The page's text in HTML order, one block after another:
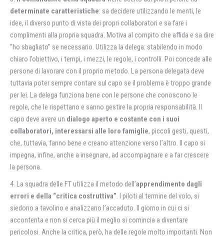
determinate caratteristiche: sa decidere utilizzando le menti, le
idee, il diverso punto di vista dei propri collaboratori e sa fare i
complimenti alla propria squadra. Motiva al compito che affida e sa dire
“ho sbagliato” se necessario. Utilizza la delega: stabilendo in modo
chiaro l’obiettivo, i tempi, i mezzi, le regole, i controlli. Poi concede alle
persone di lavorare con il proprio metodo. La persona delegata deve
tuttavia poter sempre contare sul capo se il problema è troppo grande
per lei. La delega funziona bene con le persone che conoscono le
regole, che le rispettano e sanno gestire la propria responsabilità. Il
capo deve avere un dialogo aperto e costante con i suoi
collaboratori, interessarsi alle loro famiglie, piccoli gesti, questi,
che, tuttavia, fanno bene e creano attenzione verso l’altro. Il capo si
impegna, infine, anche a insegnare, ad accompagnare e a far crescere
la persona.
4. La squadra delle FT utilizza il metodo dell’apprendimento dagli
errori e della “critica costruttiva”. I piloti al termine del volo, si
siedono a tavolino e analizzano l’accaduto. Il giorno in cui ci si
accontenta e non si cerca più il meglio si comincia a diventare
pericolosi. Anche la critica, però, ha delle regole molto importanti. Non